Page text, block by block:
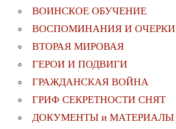
ВОИНСКОЕ ОБУЧЕНИЕ
ВОСПОМИНАНИЯ И ОЧЕРКИ
ВТОРАЯ МИРОВАЯ
ГЕРОИ И ПОДВИГИ
ГРАЖДАНСКАЯ ВОЙНА
ГРИФ СЕКРЕТНОСТИ СНЯТ
ДОКУМЕНТЫ и МАТЕРИАЛЫ